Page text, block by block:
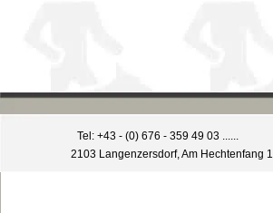
Tel: +43 - (0) 676 - 359 49 03 ......
2103 Langenzersdorf, Am Hechtenfang 1